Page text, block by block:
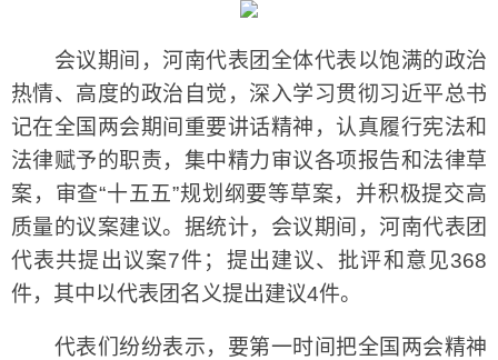
会议期间，河南代表团全体代表以饱满的政治
热情、高度的政治自觉，深入学习贯彻习近平总书
记在全国两会期间重要讲话精神，认真履行宪法和
法律赋予的职责，集中精力审议各项报告和法律草
案，审查“十五五”规划纲要等草案，并积极提交高
质量的议案建议。据统计，会议期间，河南代表团
代表共提出议案7件；提出建议、批评和意见368
件，其中以代表团名义提出建议4件。
代表们纷纷表示，要第一时间把全国两会精神